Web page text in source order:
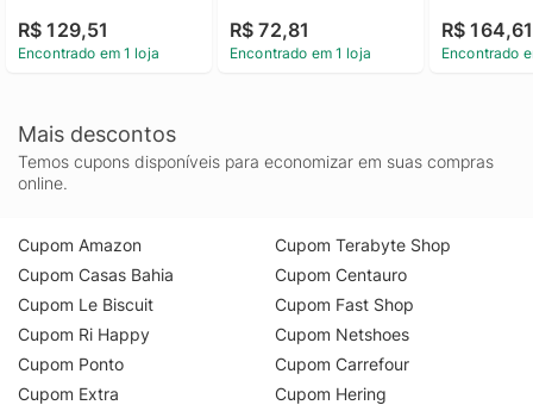
R$ 129,51
Encontrado em 1 loja
R$ 72,81
Encontrado em 1 loja
R$ 164,61
Encontrado
Mais descontos
Temos cupons disponíveis para economizar em suas compras
online.
Cupom Amazon
Cupom Casas Bahia
Cupom Le Biscuit
Cupom Ri Happy
Cupom Ponto
Cupom Extra
Cupom Terabyte Shop
Cupom Centauro
Cupom Fast Shop
Cupom Netshoes
Cupom Carrefour
Cupom Hering